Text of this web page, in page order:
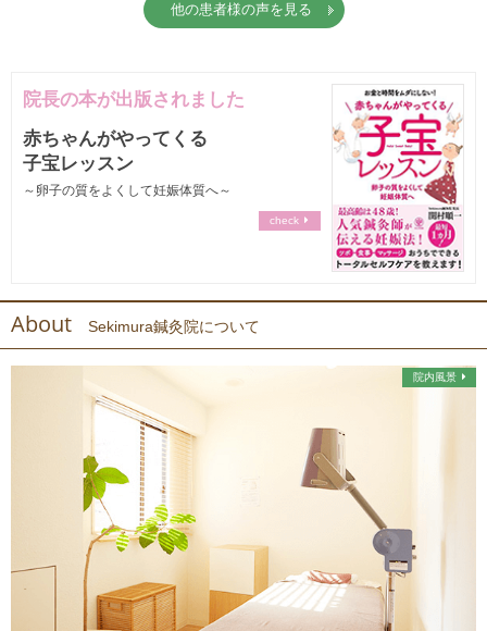
他の患者様の声を見る
院長の本が出版されました
赤ちゃんがやってくる
子宝レッスン
～卵子の質をよくして妊娠体質へ～
check
About Sekimura鍼灸院について
院内風景